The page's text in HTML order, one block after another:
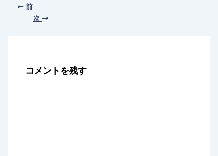
前
次
コメントを残す